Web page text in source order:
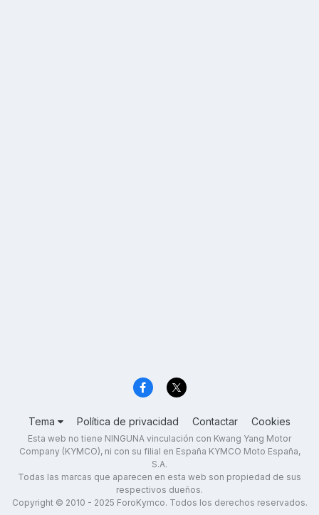
Tema Política de privacidad Contactar Cookies
Esta web no tiene NINGUNA vinculación con Kwang Yang Motor
Company (KYMCO), ni con su filial en España KYMCO Moto España,
S.A.
Todas las marcas que aparecen en esta web son propiedad de sus
respectivos dueños.
Copyright © 2010 - 2025 ForoKymco. Todos los derechos reservados.